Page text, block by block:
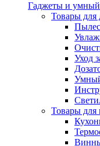
Гаджеты и
Товары для
Уход
Товары для